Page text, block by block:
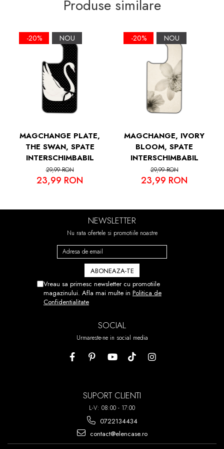
Soft Grip TPU si Spate Hard PC, Slim,
si a Camerelor
Produse similare
-20% NOU
MAGCHANGE PLATE,
THE SWAN, SPATE
INTERSCHIMBABIL
29,99 RON
23,99 RON
-20% NOU
MAGCHANGE, IVORY
BLOOM, SPATE
INTERSCHIMBABIL
29,99 RON
23,99 RON
NEWSLETTER
Nu rata ofertele si promotiile noastre
Vreau sa primesc newsletter cu promotiile
magazinului. Afla mai multe in Politica de
Confidentialitate
SOCIAL
Urmareste-ne in social media
SUPORT CLIENTI
L-V: 08:00 - 17:00
0722134434
contact@elencase.ro